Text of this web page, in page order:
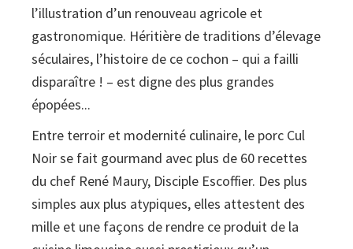
l’illustration d’un renouveau agricole et
gastronomique. Héritière de traditions d’élevage
séculaires, l’histoire de ce cochon – qui a failli
disparaître ! – est digne des plus grandes
épopées...
Entre terroir et modernité culinaire, le porc Cul
Noir se fait gourmand avec plus de 60 recettes
du chef René Maury, Disciple Escoffier. Des plus
simples aux plus atypiques, elles attestent des
mille et une façons de rendre ce produit de la